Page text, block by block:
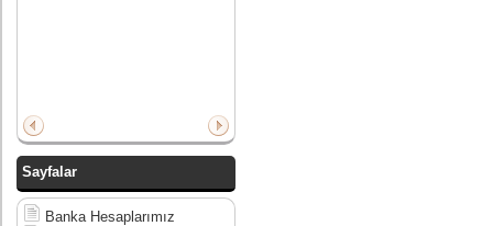
Sayfalar
Banka Hesaplarımız